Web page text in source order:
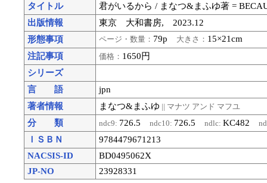
タイトル
君がいるから / まなつ&まふゆ著 =
出版情報
東京 大和書房, 2023.12
形態事項
ページ・数量： 79p 大きさ： 15×21cm
注記事項
価格： 1650円
シリーズ
言 語
jpn
著者情報
まなつ&まふゆ || マナツ アンド マフユ
分 類 ndc9: 726.5ndc10: 726.5ndlc:KC482
ＩＳＢＮ
9784479671213
NACSIS-ID
BD0495062X
JP-NO
23928331